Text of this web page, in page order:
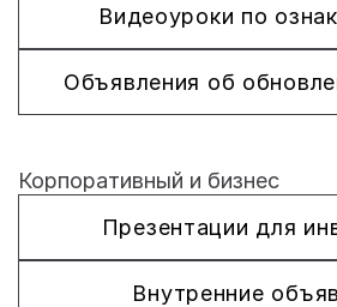
Видеоуроки по
Объявления об
Корпоративный и бизнес
Презентации для
Внутренние